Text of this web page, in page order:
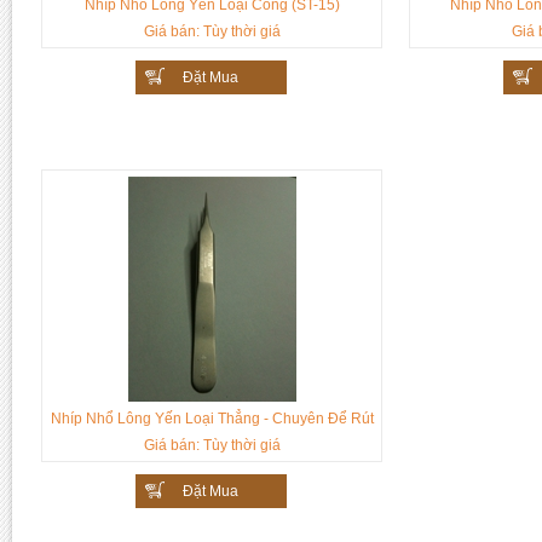
Nhíp Nhổ Lông Yến Loại Cong (ST-15)
Giá bán: Tùy thời giá
Đặt Mua
Nhíp Nhổ
Giá
Nhíp Nhổ Lông Yến Loại Thẳng - Chuyên Để Rút
Lông Tổ Yến (4-SA)
Giá bán: Tùy thời giá
Đặt Mua